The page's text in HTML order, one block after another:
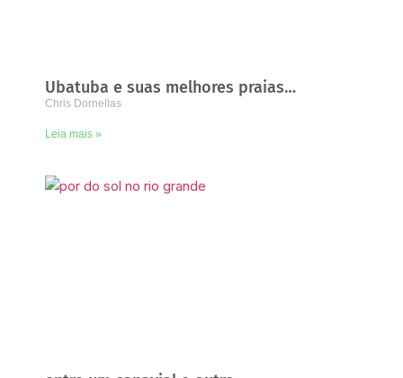
Ubatuba e suas melhores praias…
Chris Dornellas
Leia mais »